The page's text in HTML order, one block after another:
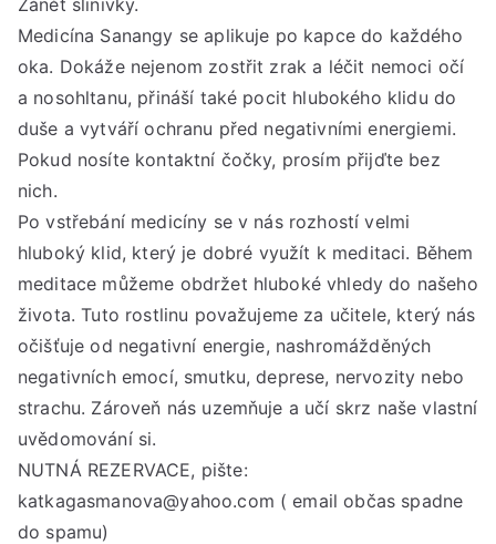
Zánět slinivky.
Medicína Sanangy se aplikuje po kapce do každého
oka. Dokáže nejenom zostřit zrak a léčit nemoci očí
a nosohltanu, přináší také pocit hlubokého klidu do
duše a vytváří ochranu před negativními energiemi.
Pokud nosíte kontaktní čočky, prosím přijďte bez
nich.
Po vstřebání medicíny se v nás rozhostí velmi
hluboký klid, který je dobré využít k meditaci. Během
meditace můžeme obdržet hluboké vhledy do našeho
života. Tuto rostlinu považujeme za učitele, který nás
očišťuje od negativní energie, nashromážděných
negativních emocí, smutku, deprese, nervozity nebo
strachu. Zároveň nás uzemňuje a učí skrz naše vlastní
uvědomování si.
NUTNÁ REZERVACE, pište:
katkagasmanova@yahoo.com ( email občas spadne
do spamu)